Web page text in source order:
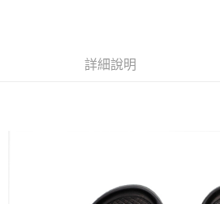
每筆NT$80，滿NT$799(含以上)免運費
詳細說明